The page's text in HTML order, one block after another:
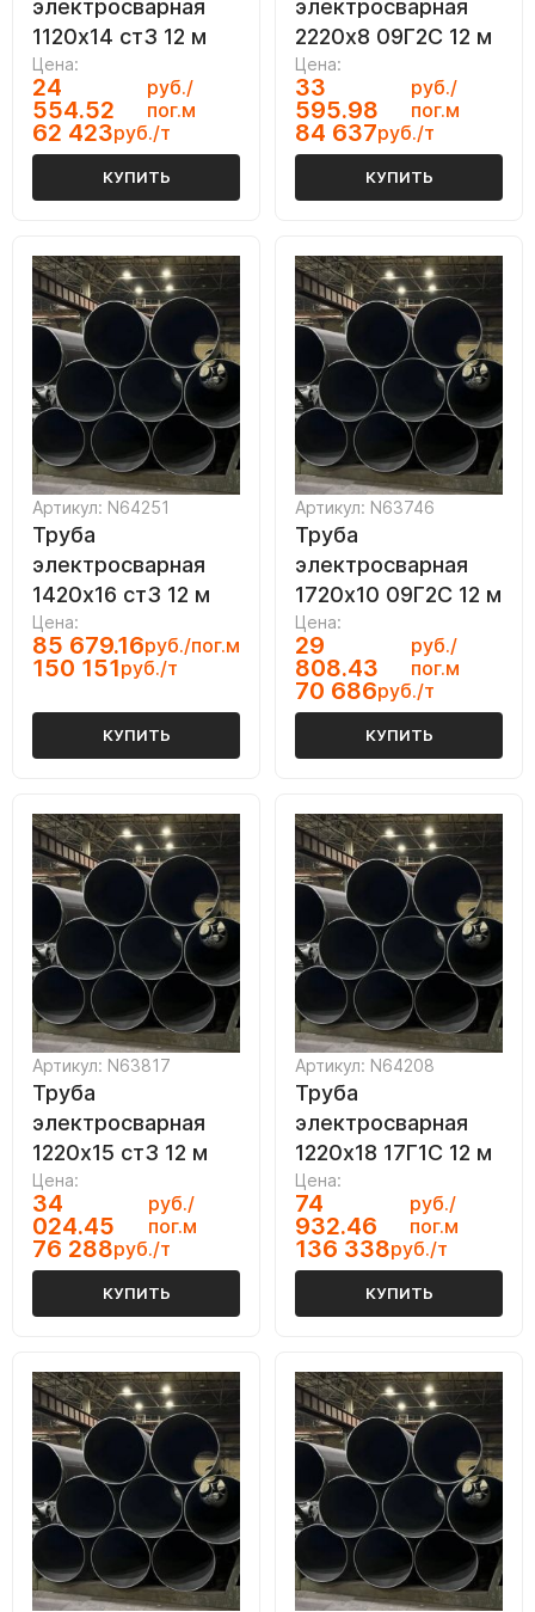
электросварная
1120х14 ст3 12 м
Цена:
24
554.52
руб./
пог.м
62 423руб./т
КУПИТЬ
электросварная
2220х8 09Г2С 12 м
Цена:
33
595.98
руб./
пог.м
84 637руб./т
КУПИТЬ
Артикул: N64251
Труба
электросварная
1420х16 ст3 12 м
Цена:
85 679.16руб./пог.м
150 151руб./т
КУПИТЬ
Артикул: N63746
Труба
электросварная
1720х10 09Г2С 12 м
Цена:
29
808.43
руб./
пог.м
70 686руб./т
КУПИТЬ
Артикул: N63817
Труба
электросварная
1220х15 ст3 12 м
Цена:
34
024.45
руб./
пог.м
76 288руб./т
КУПИТЬ
Артикул: N64208
Труба
электросварная
1220х18 17Г1С 12 м
Цена:
74
932.46
руб./
пог.м
136 338руб./т
КУПИТЬ